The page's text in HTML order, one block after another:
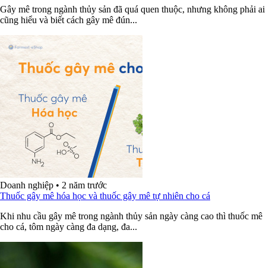
Gây mê trong ngành thủy sản đã quá quen thuộc, nhưng không phải ai
cũng hiểu và biết cách gây mê đún...
Doanh nghiệp • 2 năm trước
Thuốc gây mê hóa học và thuốc gây mê tự nhiên cho cá
Khi nhu cầu gây mê trong ngành thủy sản ngày càng cao thì thuốc mê
cho cá, tôm ngày càng đa dạng, đa...